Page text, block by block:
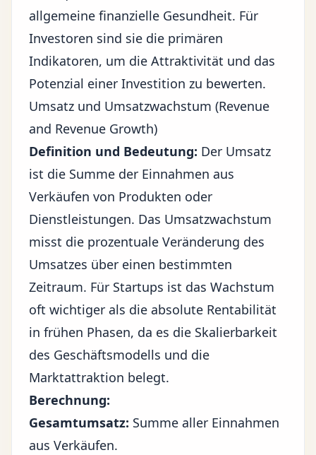
allgemeine finanzielle Gesundheit. Für
Investoren sind sie die primären
Indikatoren, um die Attraktivität und das
Potenzial einer Investition zu bewerten.
Umsatz und Umsatzwachstum (Revenue
and Revenue Growth)
Definition und Bedeutung: Der Umsatz
ist die Summe der Einnahmen aus
Verkäufen von Produkten oder
Dienstleistungen. Das Umsatzwachstum
misst die prozentuale Veränderung des
Umsatzes über einen bestimmten
Zeitraum. Für Startups ist das Wachstum
oft wichtiger als die absolute Rentabilität
in frühen Phasen, da es die Skalierbarkeit
des Geschäftsmodells und die
Marktattraktion belegt.
Berechnung:
Gesamtumsatz: Summe aller Einnahmen
aus Verkäufen.